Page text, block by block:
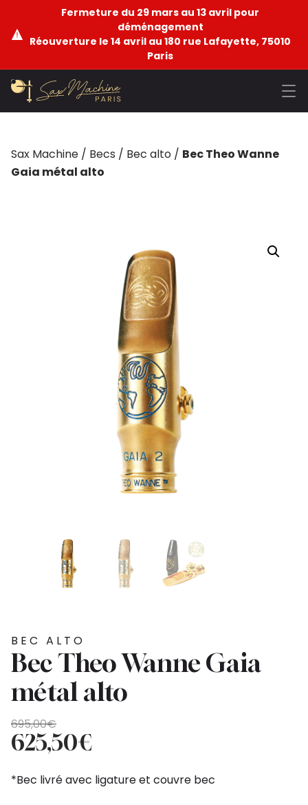
Fermeture du 29 mars au 13 avril pour
déménagement
Réouverture le 14 avril au 180 rue Lafayette, 75010
Paris
Sax Machine / Becs / Bec alto / Bec Theo Wanne
Gaia métal alto
BEC ALTO
Bec Theo Wanne Gaia
métal alto
695,00€
Le
prix
initial
était :
625,50€
Le
prix
actuel
est :
*Bec livré avec ligature et couvre bec